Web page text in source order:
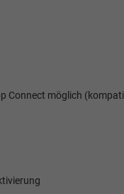
Connect möglich